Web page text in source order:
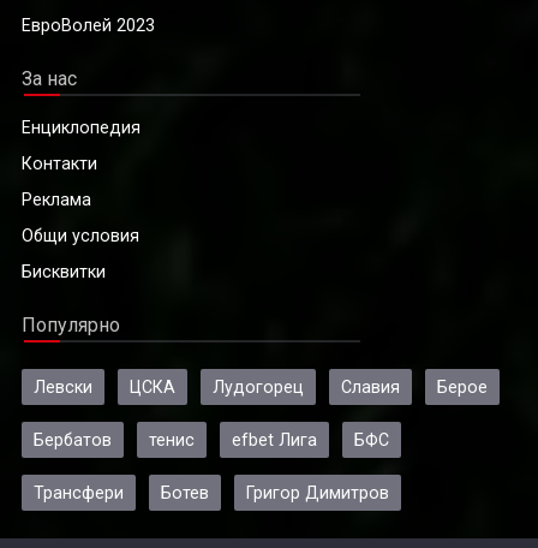
ЕвроВолей 2023
За нас
Енциклопедия
Контакти
Реклама
Общи условия
Бисквитки
Популярно
Левски ЦСКА Лудогорец Славия Берое
Бербатов тенис efbet Лига БФС
Трансфери Ботев Григор Димитров